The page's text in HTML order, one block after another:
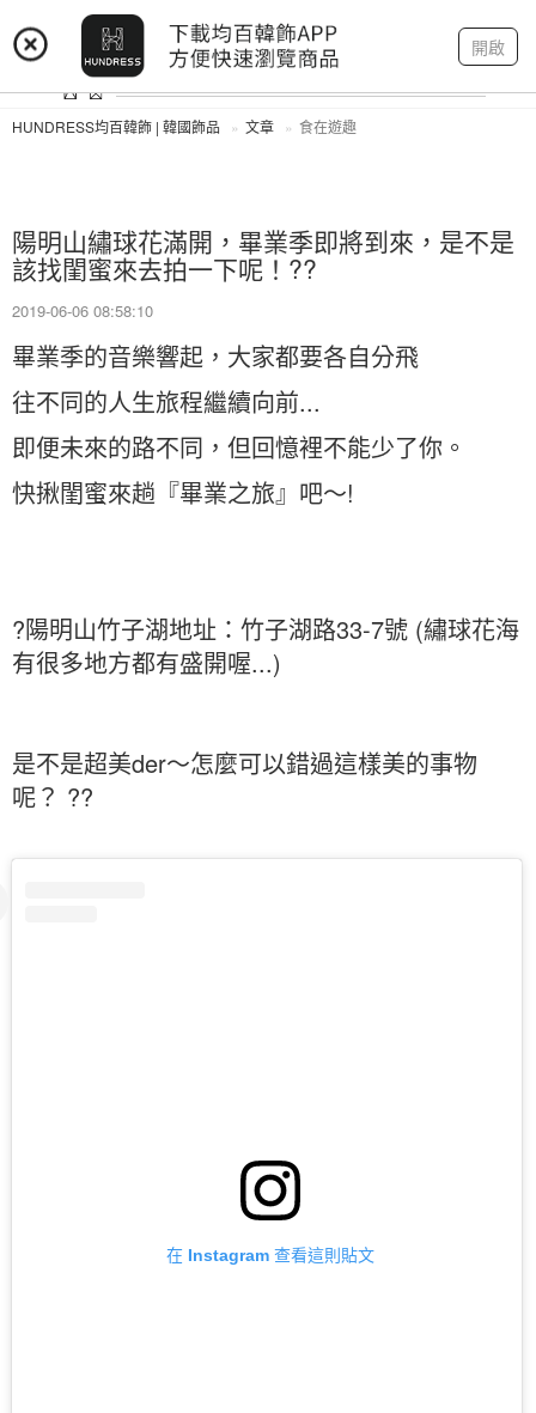
開啟
登入 註冊 我的帳戶
HUNDRESS均百韓飾 | 韓國飾品 文章 食在遊趣
陽明山繡球花滿開，畢業季即將到來，是不是
該找閨蜜來去拍一下呢！??
2019-06-06 08:58:10
畢業季的音樂響起，大家都要各自分飛
往不同的人生旅程繼續向前...
即便未來的路不同，但回憶裡不能少了你。
快揪閨蜜來趟『畢業之旅』吧～!
?陽明山竹子湖地址：竹子湖路33-7號 (繡球花海
有很多地方都有盛開喔...)
是不是超美der～怎麼可以錯過這樣美的事物
呢？ ??
在 Instagram 查看這則貼文